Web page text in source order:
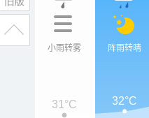
小雨转雾 阵雨转晴
31°C 32°C